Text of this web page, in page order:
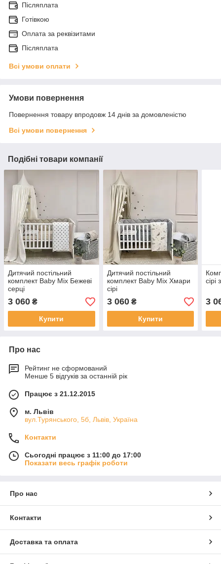
Післяплата
Готівкою
Оплата за реквізитами
Післяплата
Всі умови оплати
Умови повернення
Повернення товару впродовж 14 днів за домовленістю
Всі умови повернення
Подібні товари компанії
Дитячий постільний
комплект Baby Mix Бежеві
серці
3 060 ₴
Купити
Дитячий постільний
комплект Baby Mix Хмари
сірі
3 060₴
Купити
сірі
3
Про нас
Рейтинг не сформований
Менше 5 відгуків за останній рік
Працює з 21.12.2015
м. Львів
вул.Турянського, 5б, Львів, Україна
Контакти
Сьогодні працює з 11:00 до 17:00
Показати весь графік роботи
Про нас
Контакти
Доставка та оплата